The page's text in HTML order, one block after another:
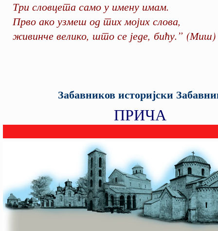
Три словцета само у имену имам.
Прво ако узмеш од тих мојих слова,
живинче велико, што се једе, бићу.” (Миш)
Забавников историјски
ПРИЧА